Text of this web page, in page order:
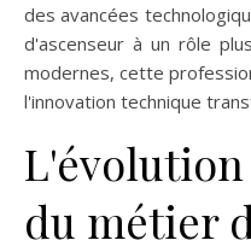
des avancées
d'ascenseur à un rôle
modernes, cette
l'innovation technique
du métier